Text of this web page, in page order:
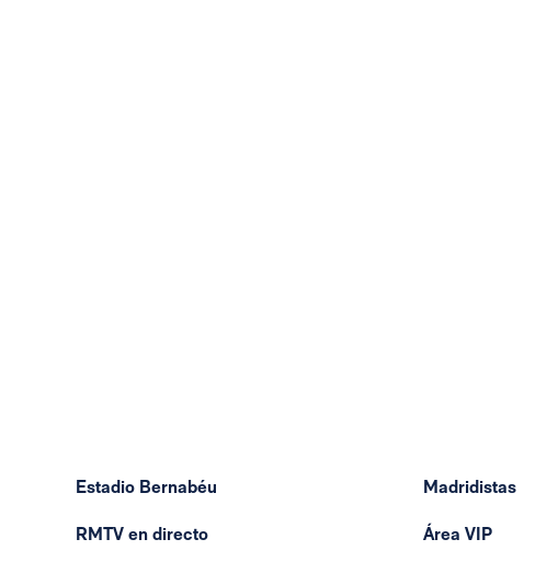
Estadio Bernabéu
RMTV en directo
Madridistas
Área VIP